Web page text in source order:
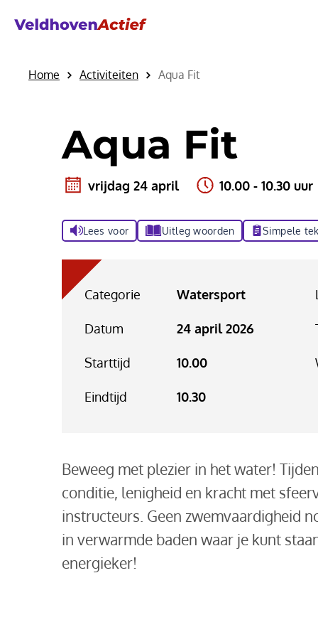
Home Activiteiten Aqua Fit
Aqua Fit
vrijdag 24 april 10.00 - 10.30 uur
Lees voor Uitleg woorden Simpele
Categorie Watersport
Datum 24 april 2026
Starttijd 10.00
Eindtijd 10.30
Beweeg met plezier in het water!
conditie, lenigheid en kracht met
instructeurs. Geen zwemvaardigheid
in verwarmde baden waar je kunt
energieker!